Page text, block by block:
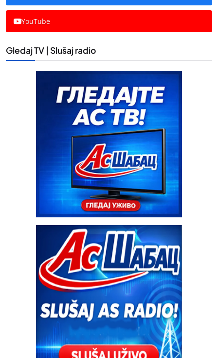
YouTube
Gledaj TV | Slušaj radio